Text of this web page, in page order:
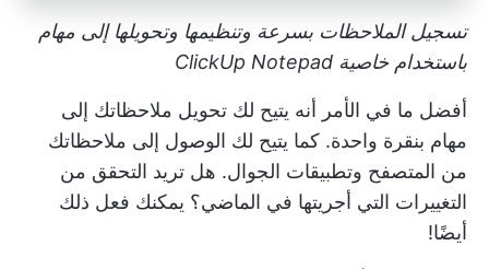
تسجيل الملاحظات بسرعة وتنظيمها وتحويلها إلى مهام
باستخدام خاصية ClickUp Notepad
أفضل ما في الأمر أنه يتيح لك تحويل ملاحظاتك إلى
مهام بنقرة واحدة. كما يتيح لك الوصول إلى ملاحظاتك
من المتصفح وتطبيقات الجوال. هل تريد التحقق من
التغييرات التي أجريتها في الماضي؟ يمكنك فعل ذلك
أيضًا!